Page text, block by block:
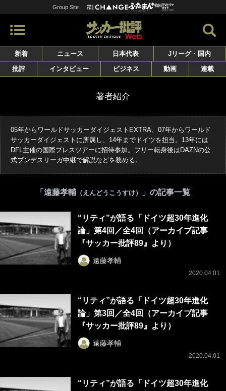
Group Site
新着 ニュース 日本代表
Jリーグ・国内
批評
インタビュー ビジネス 動画 連載
著者紹介
05年からワールドサッカーダイジェストEXTRA、07年からワールド
サッカーダイジェストに所属し、14年までドイツを担当。13年には
DFL主催の国際プレスツアーに招待参加。フリー転身後はDAZNの公
式ブンデスリーガ中継で解説などを務める。
「遠藤孝輔 （えんどうこうすけ） 」の記事一覧
“リティ”が語る「ドイツ超30年進化
論」第4回／全4回（アーカイブ記事
『サッカー批評89』より）
遠藤孝輔
2020.04.01
“リティ”が語る「ドイツ超30年進化
論」第3回／全4回（アーカイブ記事
『サッカー批評89』より）
遠藤孝輔
2020.04.01
“リティ”が語る「ドイツ超30年進化